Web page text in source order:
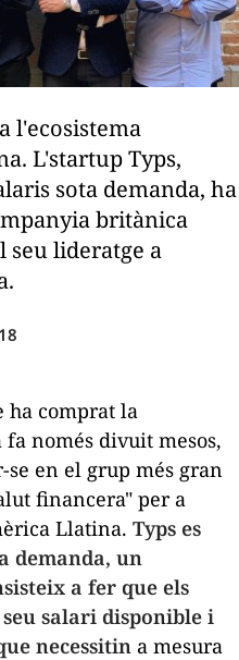
l'ecosistema
L'startup Typs,
sota demanda, ha
britànica
seu lideratge a
ha comprat la
només divuit mesos,
en el grup més gran
financera" per a
Llatina. Typs es
demanda, un
a fer que els
salari disponible i
necessitin a mesura